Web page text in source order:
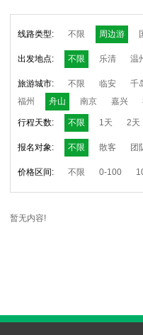
线路类型: 不限 周边游
出发地点: 不限 乐清 温
旅游城市: 不限 临安
千
福州
舟山 南京 嘉兴
行程天数: 不限 1天 2天
报名对象: 不限 散客 团
价格区间: 不限 0-100
暂无内容!